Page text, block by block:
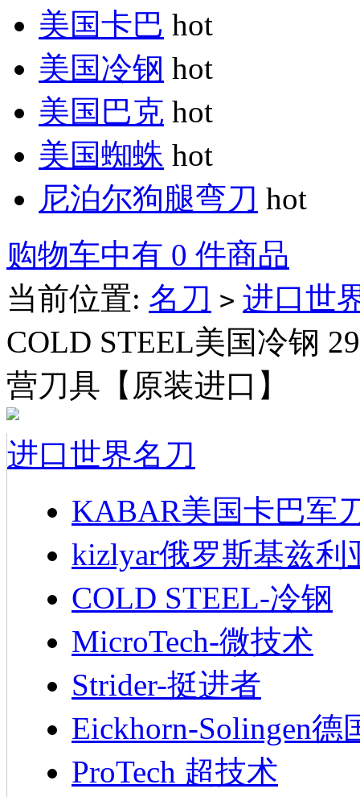
美国卡巴 hot
美国冷钢 hot
美国巴克 hot
美国蜘蛛 hot
尼泊尔狗腿弯刀 hot
购物车中有 0 件商品
当前位置: 名刀 > 进口世
COLD STEEL美国冷钢
营刀具【原装进口】
进口世界名刀
KABAR美国卡巴军
kizlyar俄罗斯基兹利
COLD STEEL-冷钢
MicroTech-微技术
Strider-挺进者
Eickhorn-Solingen德
ProTech 超技术